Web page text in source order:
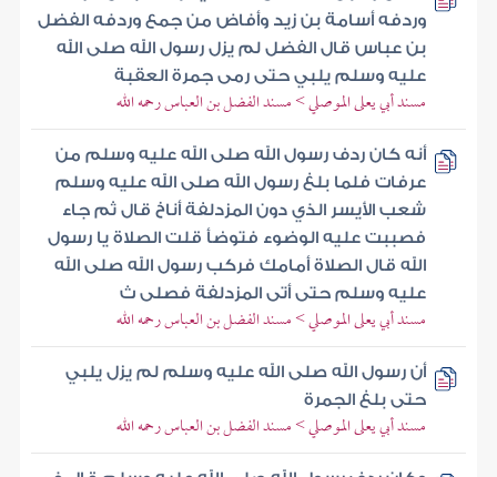
وردفه أسامة بن زيد وأفاض من جمع وردفه الفضل
بن عباس قال الفضل لم يزل رسول الله صلى الله
عليه وسلم يلبي حتى رمى جمرة العقبة
مسند أبي يعلى الموصلي > مسند الفضل بن العباس رحمه الله
أنه كان ردف رسول الله صلى الله عليه وسلم من
عرفات فلما بلغ رسول الله صلى الله عليه وسلم
شعب الأيسر الذي دون المزدلفة أناخ قال ثم جاء
فصببت عليه الوضوء فتوضأ قلت الصلاة يا رسول
الله قال الصلاة أمامك فركب رسول الله صلى الله
عليه وسلم حتى أتى المزدلفة فصلى ث
مسند أبي يعلى الموصلي > مسند الفضل بن العباس رحمه الله
أن رسول الله صلى الله عليه وسلم لم يزل يلبي
حتى بلغ الجمرة
مسند أبي يعلى الموصلي > مسند الفضل بن العباس رحمه الله